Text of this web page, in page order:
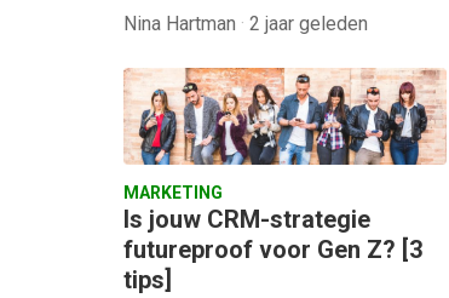
Nina Hartman · 2 jaar geleden
MARKETING
Is jouw CRM-strategie
futureproof voor Gen Z? [3
tips]